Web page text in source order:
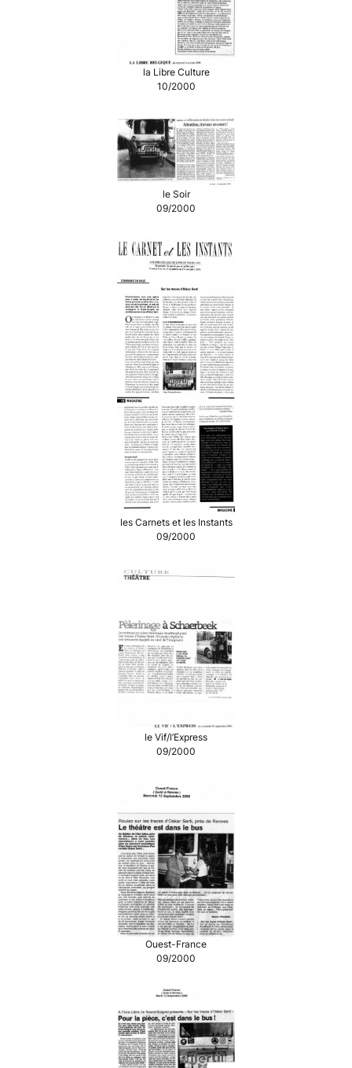
la Libre Culture
10/2000
le Soir
09/2000
les Carnets et les Instants
09/2000
le Vif/l’Express
09/2000
Ouest-France
09/2000